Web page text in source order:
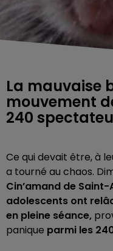
La mauvaise
mouvement
240
Ce qui devait être, à
a tourné au chaos.
Cin’amand de
adolescents ont
en pleine séance,
panique parmi les